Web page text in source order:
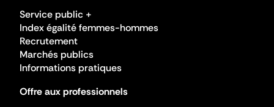
Service public +
Index égalité femmes-hommes
Recrutement
Marchés publics
Informations pratiques
Offre aux professionnels